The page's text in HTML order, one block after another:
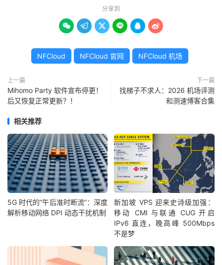
分享到
     
NFCloud NFCloud 官网 NFCloud 机场
上一篇
Mihomo Party 软件宣布停更！
后又恢复正常更新？！
下一篇
找梯子不求人：2026 机场评测
和测速博客合集
相关推荐
5G 时代的“午后准时断流”：深度
解析移动网络 DPI 动态干扰机制
新加坡 VPS 迎来史诗级加强：
移动 CMI 与联通 CUG 开启
IPv6 直连，晚高峰 500Mbps
不是梦